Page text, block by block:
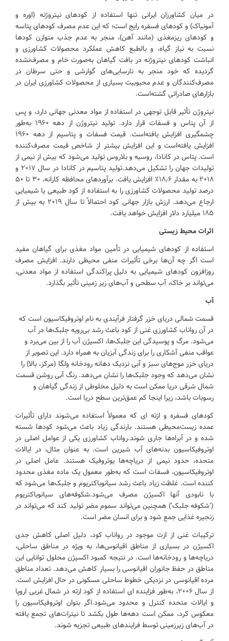
در میان کشاورزان ایرانی تنها استفاده از کودهای نیتروژنه (اوره و
آمونیاک) و کودهای فسفره رایج است؛ که این عدم مصرف کودهای پتاسه
و کودهای ریزمغذی (مانند آهن)، منجر به عدم جذب متوازن کودها
نسبت به نیاز گیاه، و بالطبع کاهش عملکرد محصولات کشاورزی و
انباشت کودهای نیتروژنه در بافت گیاهان به‌صورت خام و مصرف‌نشده
گردیده که خود منجر به نارسایی‌‌های گوارشی و حتی سرطان در
مصرف‌کنندگان و عدم محبوبیت بسیاری از محصولات کشاورزی ایران در
بازارهای صادراتی گشته‌است.
نیتروژن تأثیر قابل توجهی در استفاده از مواد معدنی جهانی دارد، و پس
از آن پتاس و فسفات قرار دارد. تولید نیتروژن از دهه ۱۹۶۰ به‌طور
چشمگیری افزایش یافته‌است. قیمت فسفات و پتاسیم از دهه ۱۹۶۰
افزایش یافته‌است و این افزایش بیشتر از شاخص قیمت مصرف‌کننده
است. پتاس در کانادا، روسیه و بلاروس تولید می‌شود که بیش از نیمی از
تولیدات جهان را تشکیل می‌دهد.تولید پتاسیم در کانادا در سال ۲۰۱۷ و
۲۰۱۸ به مقدار ۱۸٫۶٪ افزایش یافت. برآوردهای محافظه کارانه، ۳۰ تا ۵۰
درصد تولید محصولات کشاورزی را به استفاده از کود طبیعی یا شیمیایی
ارجاع می‌دهد. ارزش بازار جهانی کود احتمالاً تا سال ۲۰۱۹ به بیش از
۱۸۵ میلیارد دلار افزایش خواهد یافت.
اثرات محیط زیستی
استفاده از کودهای شیمیایی در تأمین مواد مغذی برای گیاهان مفید
است اگر چه آن‌ها برخی تأثیرات منفی محیطی دارند. افزایش مصرف
روزافزون کودهای شیمیایی به دلیل پراکندگی استفاده از مواد معدنی،
می‌تواند بر خاک، آب سطحی و آب‌های زیر زمینی تأثیر بگذارد.
آب
قسمت شمالی دریای خزر گرفتار فرآیندی به نام اوتروفیکاسیون است که
در آن رواناب کشاورزی غنی از کود باعث رشد بی‌رویه جلبک‌ها در آب
می‌شود. مرگ و پوسیدگی این جلبک‌ها، اکسیژن آب را از بین می‌برد و
عواقب منفی آشکاری را برای زندگی آبزیان به همراه دارد. این تصویر از
دریای خزر موج‌های سبز و آبی نزدیک دهانه رودخانه ولگا (مرکز، بالا) را
نشان می‌دهد که وجود جلبک‌ها را نشان می‌دهد. رنگ آبی روشن قسمت
شمال شرقی دریا ممکن است به دلیل مخلوطی از زندگی گیاهان و
رسوبات باشد، زیرا اینجا کم عمق‌ترین سطح دریا است.
کودهای فسفره و ازته ای که معمولاً استفاده می‌شوند دارای تأثیرات
عمده زیست‌محیطی هستند. بارندگی زیاد باعث می‌شود کودها شسته
شده و در آبراه‌ها جاری شوند.رواناب کشاورزی یکی از عوامل اصلی در
اوتروفیکاسیون بدنه‌های آب شیرین است. به عنوان مثال، در ایالات
متحده، حدود نیمی از دریاچه‌ها یوتروفیک هستند. عامل اصلی در
اوتروفیکاسیون، فسفات است که به‌طور معمول یک ماده مغذی محدود
کننده است. غلظت زیاد باعث رشد سیانوباکتریوم و جلبک‌ها می‌شود که
با نابودی آنها اکسیژن مصرف می‌شود.شکوفه‌های سیانوباکتریوم
(‘شکوفه جلبک’) همچنین می‌تواند سموم مضر تولید کند که می‌تواند در
زنجیره غذایی جمع شود و برای انسان مضر است.
ترکیبات غنی از ازت موجود در رواناب کود، دلیل اصلی کاهش جدی
اکسیژن در بسیاری از مناطق اقیانوس‌ها، به ویژه در مناطق ساحلی،
دریاچه‌ها و رودخانه‌ها است. در نتیجه کمبود اکسیژن محلول توانایی این
مناطق در حفظ جانوران اقیانوسی را بسیار کاهش می‌دهد. تعداد مناطق
مرده اقیانوسی در نزدیکی خطوط ساحلی مسکونی در حال افزایش است.
از سال ۲۰۰۶، به‌طور فزاینده ای استفاده از کود ازته در شمال غربی اروپا
و ایالات متحده کنترل و محدود می‌شود.اگر بتوان اوتروفیکاسیون را
معکوس کرد، ممکن است دهه‌ها طول بکشد تا نیترات‌های تجمع یافته
در آب‌های زیرزمینی توسط فرایندهای طبیعی تجزیه شوند.